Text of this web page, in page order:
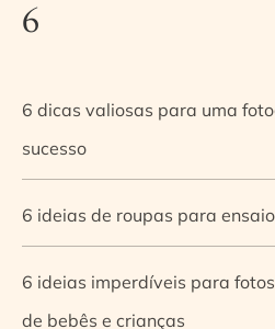
6
6 dicas valiosas para uma
sucesso
6 ideias de roupas para
6 ideias imperdíveis para
de bebês e crianças